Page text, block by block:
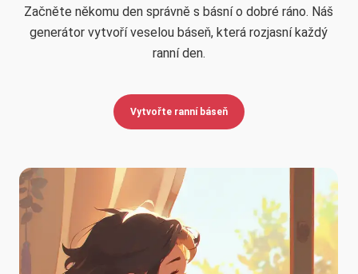
Začněte někomu den správně s básní o dobré ráno. Náš
generátor vytvoří veselou báseň, která rozjasní každý
ranní den.
Vytvořte ranní báseň